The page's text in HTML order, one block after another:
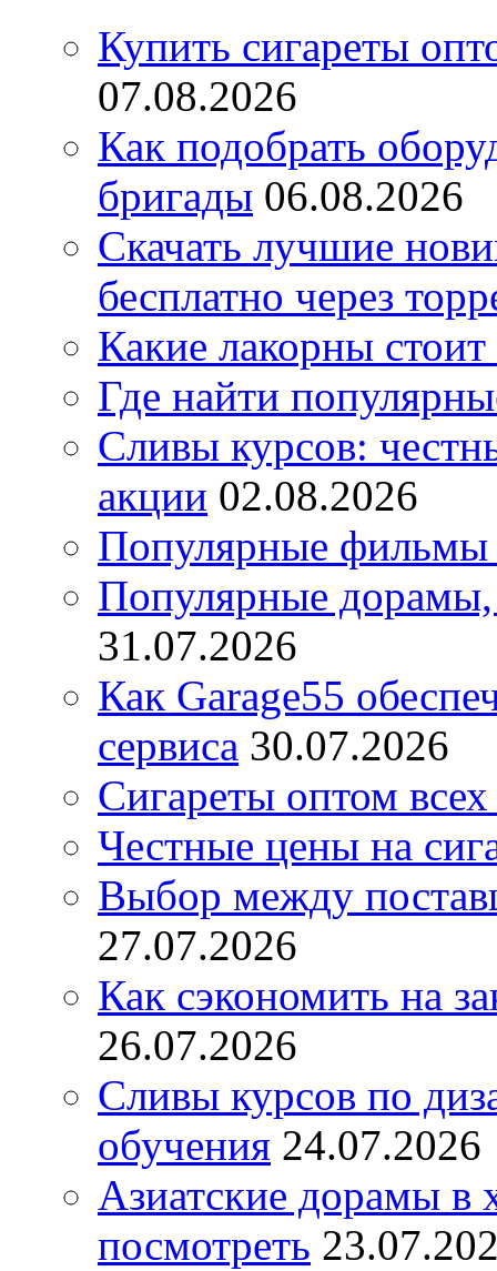
Купить сигареты
07.08.2026
Как подобрать
бригады 06.08.2026
Скачать лучшие
бесплатно через
Какие лакорны стоит
Где найти
Сливы курсов:
акции 02.08.2026
Популярные фильмы
Популярные дорамы,
31.07.2026
Как Garage55
сервиса 30.07.2026
Сигареты оптом
Честные цены на
Выбор между
27.07.2026
Как сэкономить на
26.07.2026
Сливы курсов по
обучения 24.07.2026
Азиатские дорамы в
посмотреть